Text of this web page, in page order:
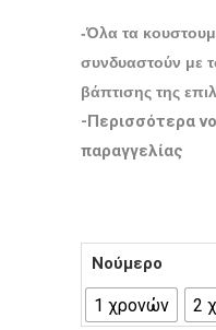
-Όλα τα
συνδυαστούν με
βάπτισης της
-Περισσότερα
παραγγελίας
Νούμερο
1 χρονών 2